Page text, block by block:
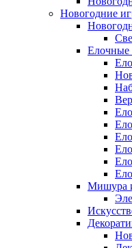
Новогодние
Елочные
Мишура